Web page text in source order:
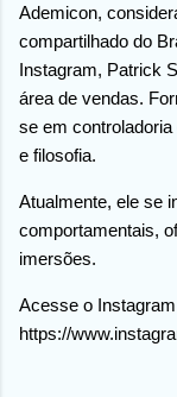
Ademicon,
compartilhado do
Instagram, Patrick
área de vendas.
se em
e filosofia.
Atualmente, ele se
comportamentais,
imersões.
Acesse o
https://